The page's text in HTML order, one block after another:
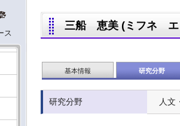
ス
三船 恵美 (ミフネ エ
基本情報 研究分野
研究分野 人文